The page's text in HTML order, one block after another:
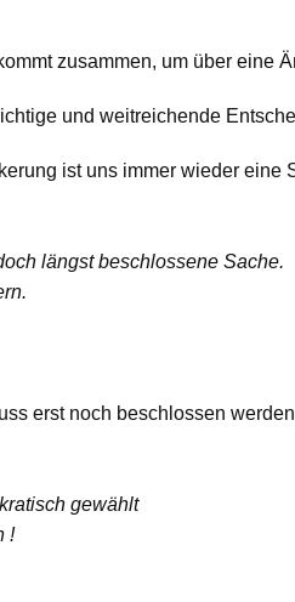
zusammen, um über eine
und weitreichende
ist uns immer wieder eine
längst beschlossene Sache.
erst noch beschlossen
gewählt
!